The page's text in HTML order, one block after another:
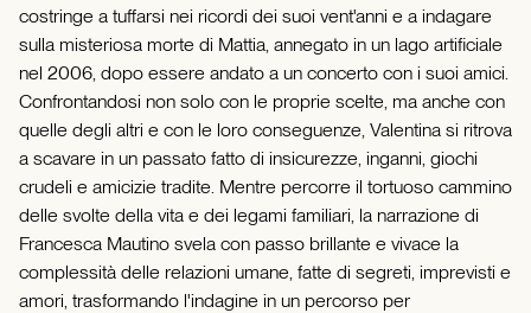
costringe a tuffarsi nei ricordi dei suoi vent'anni e a indagare
sulla misteriosa morte di Mattia, annegato in un lago artificiale
nel 2006, dopo essere andato a un concerto con i suoi amici.
Confrontandosi non solo con le proprie scelte, ma anche con
quelle degli altri e con le loro conseguenze, Valentina si ritrova
a scavare in un passato fatto di insicurezze, inganni, giochi
crudeli e amicizie tradite. Mentre percorre il tortuoso cammino
delle svolte della vita e dei legami familiari, la narrazione di
Francesca Mautino svela con passo brillante e vivace la
complessità delle relazioni umane, fatte di segreti, imprevisti e
amori, trasformando l'indagine in un percorso per